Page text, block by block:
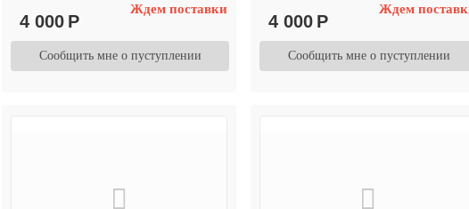
4 000 Р
Ждем поставки
Сообщить мне о пуступлении
4 000 Р
Ждем
Сообщить мне о пуступлении